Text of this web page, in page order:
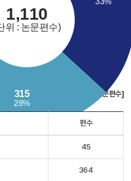
[단위 : 논문편수]
편수
45
364